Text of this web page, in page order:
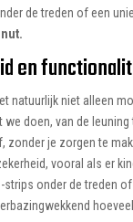
de treden of een
en
natuurlijk niet alleen
we doen, van de
zonder je zorgen te
vooral als er
strips onder de treden